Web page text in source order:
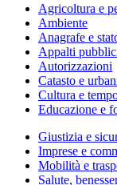
Agricoltura e
Ambiente
Anagrafe e
Appalti
Autorizzazioni
Catasto e
Cultura e
Educazione e
Giustizia e
Imprese e
Mobilità e
Salute,